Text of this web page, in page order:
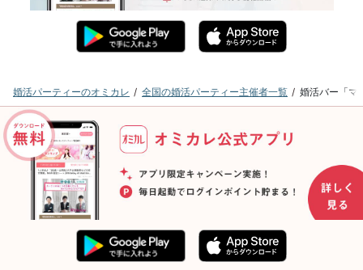
婚活パーティーのオミカレ 全国の婚活パーティー主催者一覧 婚活バー「マ